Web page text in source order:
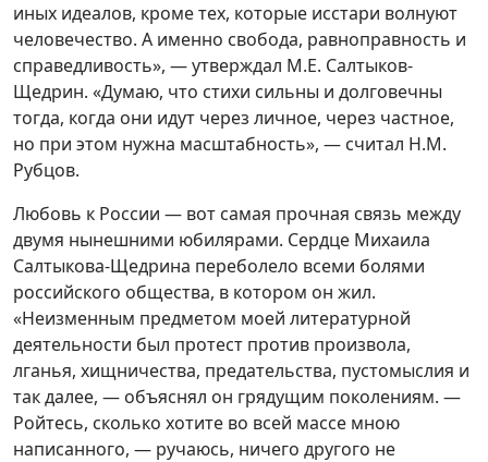
иных идеалов, кроме тех, которые исстари волнуют
человечество. А именно свобода, равноправность и
справедливость», — утверждал М.Е. Салтыков-
Щедрин. «Думаю, что стихи сильны и долговечны
тогда, когда они идут через личное, через частное,
но при этом нужна масштабность», — считал Н.М.
Рубцов.
Любовь к России — вот самая прочная связь между
двумя нынешними юбилярами. Сердце Михаила
Салтыкова-Щедрина переболело всеми болями
российского общества, в котором он жил.
«Неизменным предметом моей литературной
деятельности был протест против произвола,
лганья, хищничества, предательства, пустомыслия и
так далее, — объяснял он грядущим поколениям. —
Ройтесь, сколько хотите во всей массе мною
написанного, — ручаюсь, ничего другого не